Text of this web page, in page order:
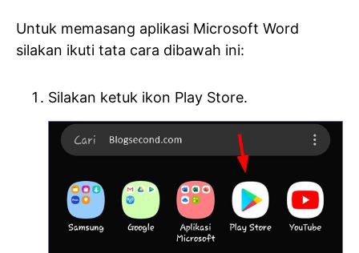
Untuk memasang aplikasi Microsoft Word
silakan ikuti tata cara dibawah ini:
Silakan ketuk ikon Play Store.